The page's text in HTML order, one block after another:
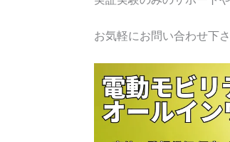
お気軽にお問い合わせ下